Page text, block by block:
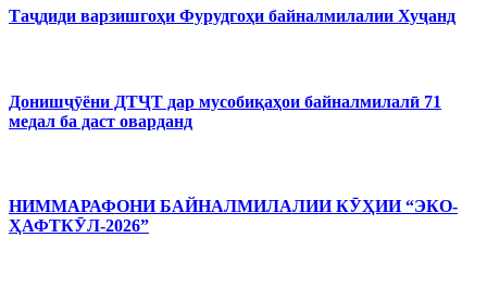
Таҷдиди варзишгоҳи Фурудгоҳи байналмилалии Хуҷанд
Донишҷӯёни ДТҶТ дар мусобиқаҳои байналмилалӣ 71
медал ба даст оварданд
НИММАРАФОНИ БАЙНАЛМИЛАЛИИ КӮҲИИ “ЭКО-
ҲАФТКӮЛ-2026”